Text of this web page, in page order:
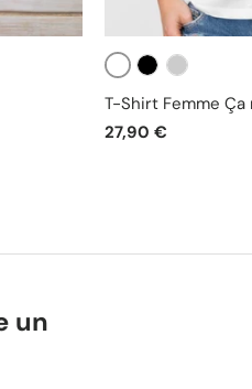
Blanc
T-Shirt Femme
27,90 €
un